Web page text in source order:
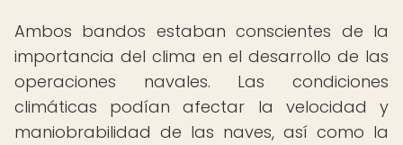
Ambos bandos estaban conscientes de la
importancia del clima en el desarrollo de las
operaciones navales. Las condiciones
climáticas podían afectar la velocidad y
maniobrabilidad de las naves, así como la